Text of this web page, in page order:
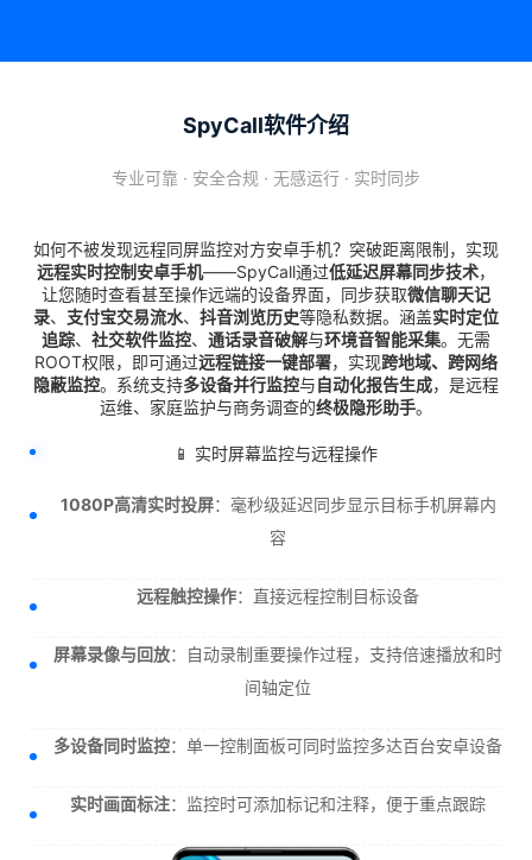
SpyCall软件介绍
专业可靠 · 安全合规 · 无感运行 · 实时同步
如何不被发现远程同屏监控对方安卓手机？突破距离限制，实现
远程实时控制安卓手机——SpyCall通过低延迟屏幕同步技术，
让您随时查看甚至操作远端的设备界面，同步获取微信聊天记
录、 支付宝交易流水、 抖音浏览历史等隐私数据。涵盖实时定位
追踪、 社交软件监控、 通话录音破解与环境音智能采集。无需
ROOT权限，即可通过远程链接一键部署，实现跨地域、跨网络
隐蔽监控。系统支持多设备并行监控与自动化报告生成，是远程
运维、家庭监护与商务调查的终极隐形助手。
📱 实时屏幕监控与远程操作
1080P高清实时投屏：毫秒级延迟同步显示目标手机屏幕内
容
远程触控操作：直接远程控制目标设备
屏幕录像与回放：自动录制重要操作过程，支持倍速播放和时
间轴定位
多设备同时监控：单一控制面板可同时监控多达百台安卓设备
实时画面标注：监控时可添加标记和注释，便于重点跟踪